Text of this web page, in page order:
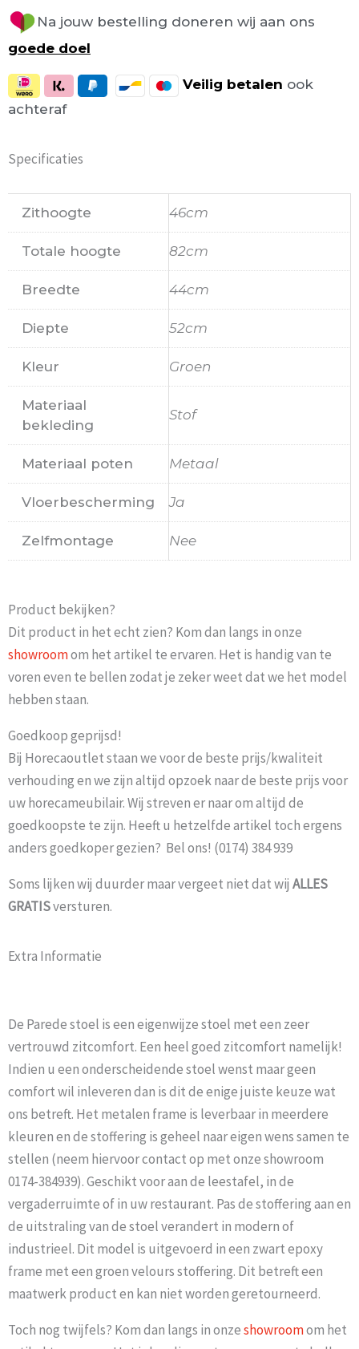
Na jouw bestelling doneren wij aan ons
goede doel
Veilig betalen ook
achteraf
Specificaties
Zithoogte 46cm
Totale hoogte 82cm
Breedte 44cm
Diepte 52cm
Kleur Groen
Materiaal
bekleding
Stof
Materiaal poten Metaal
Vloerbescherming Ja
Zelfmontage Nee
Product bekijken?
Dit product in het echt zien? Kom dan langs in onze
showroomom het artikel te ervaren. Het is handig van te
voren even te bellen zodat je zeker weet dat we het model
hebben staan.
Goedkoop geprijsd!
Bij Horecaoutlet staan we voor de beste prijs/kwaliteit
verhouding en we zijn altijd opzoek naar de beste prijs voor
uw horecameubilair. Wij streven er naar om altijd de
goedkoopste te zijn. Heeft u hetzelfde artikel toch ergens
anders goedkoper gezien? Bel ons! (0174) 384 939
Soms lijken wij duurder maar vergeet niet dat wij ALLES
GRATISversturen.
Extra Informatie
De Parede stoel is een eigenwijze stoel met een zeer
vertrouwd zitcomfort. Een heel goed zitcomfort namelijk!
Indien u een onderscheidende stoel wenst maar geen
comfort wil inleveren dan is dit de enige juiste keuze wat
ons betreft. Het metalen frame is leverbaar in meerdere
kleuren en de stoffering is geheel naar eigen wens samen te
stellen (neem hiervoor contact op met onze showroom
0174-384939). Geschikt voor aan de leestafel, in de
vergaderruimte of in uw restaurant. Pas de stoffering aan en
de uitstraling van de stoel verandert in modern of
industrieel. Dit model is uitgevoerd in een zwart epoxy
frame met een groen velours stoffering. Dit betreft een
maatwerk product en kan niet worden geretourneerd.
Toch nog twijfels? Kom dan langs in onzeshowroomom het